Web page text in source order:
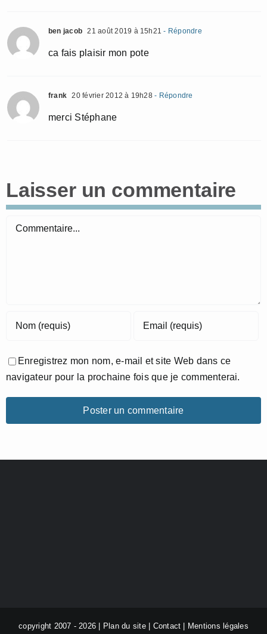
ben jacob 21 août 2019 à 15h21 - Répondre
ca fais plaisir mon pote
frank 20 février 2012 à 19h28- Répondre
merci Stéphane
Laisser un commentaire
Commentaire
Enregistrez mon nom, e-mail et site Web dans ce
navigateur pour la prochaine fois que je commenterai.
copyright 2007 - 2026 | Plan du site| Contact Mentions légales